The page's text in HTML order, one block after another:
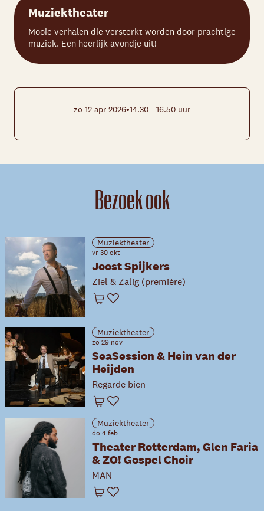
Muziektheater
Mooie verhalen die versterkt worden door prachtige
muziek. Een heerlijk avondje uit!
zo 12 apr 2026•14.30 - 16.50 uur
Bezoek ook
Muziektheater
vr 30 okt
Joost Spijkers
Ziel & Zalig (première)
Winkelwagen
Favoriet
Muziektheater
zo 29 nov
SeaSession & Hein van der
Heijden
Regarde bien
Winkelwagen
Favoriet
Muziektheater
do 4 feb
Theater Rotterdam, Glen Faria
& ZO! Gospel Choir
MAN
Winkelwagen
Favoriet